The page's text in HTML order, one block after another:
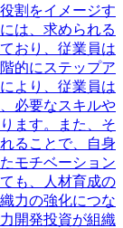
割をイメージす
は、求められる
おり、従業員は
的にステップア
より、従業員は
必要なスキルや
ます。また、そ
ることで、自身
モチベーション
も、人材育成の
力の強化につな
開発投資が組織